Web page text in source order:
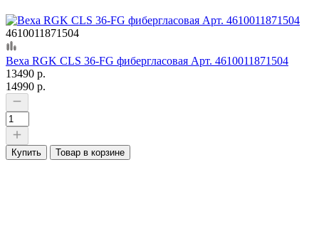
4610011871504
Веха RGK CLS 36-FG фибергласовая Арт. 4610011871504
13490 р.
14990 р.
Купить Товар в корзине